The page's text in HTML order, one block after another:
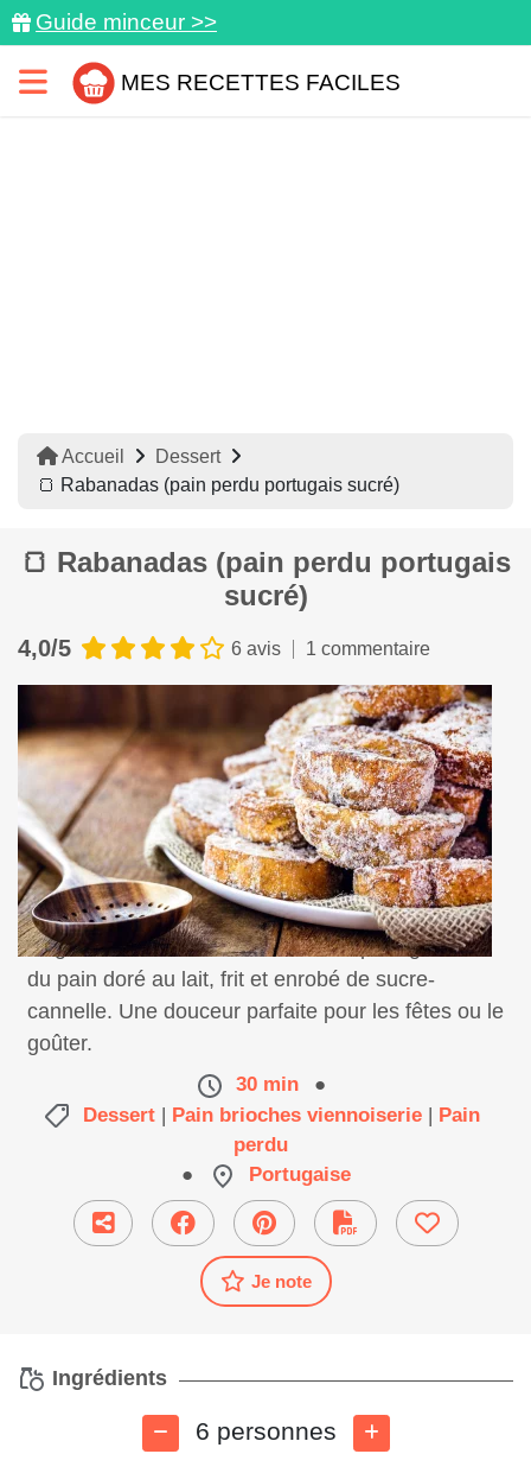
Guide minceur >>
MES RECETTES FACILES
Accueil
Dessert
🍞 Rabanadas (pain perdu portugais sucré)
🍞 Rabanadas (pain perdu portugais
sucré)
4,0/5 6 avis 1 commentaire
Régalez-vous avec ces rabanadas portugaises :
du pain doré au lait, frit et enrobé de sucre-
cannelle. Une douceur parfaite pour les fêtes ou le
goûter.
30 min
●
Dessert | Pain brioches viennoiserie | Pain
perdu
●
Portugaise
Je note
Ingrédients
6 personnes